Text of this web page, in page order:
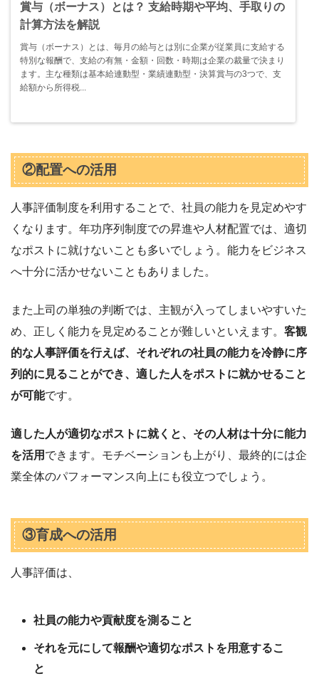
賞与（ボーナス）とは？ 支給時期や平均、手取りの
計算方法を解説
賞与（ボーナス）とは、毎月の給与とは別に企業が従業員に支給する
特別な報酬で、支給の有無・金額・回数・時期は企業の裁量で決まり
ます。主な種類は基本給連動型・業績連動型・決算賞与の3つで、支
給額から所得税...
②配置への活用
人事評価制度を利用することで、社員の能力を見定めやす
くなります。年功序列制度での昇進や人材配置では、適切
なポストに就けないことも多いでしょう。能力をビジネス
へ十分に活かせないこともありました。
また上司の単独の判断では、主観が入ってしまいやすいた
め、正しく能力を見定めることが難しいといえます。 客観
的な人事評価を行えば、それぞれの社員の能力を冷静に序
列的に見ることができ、適した人をポストに就かせること
が可能です。
適した人が適切なポストに就くと、その人材は十分に能力
を活用 できます。モチベーションも上がり、最終的には企
業全体のパフォーマンス向上にも役立つでしょう。
③育成への活用
人事評価は、
社員の能力や貢献度を測ること
それを元にして報酬や適切なポストを用意するこ
と